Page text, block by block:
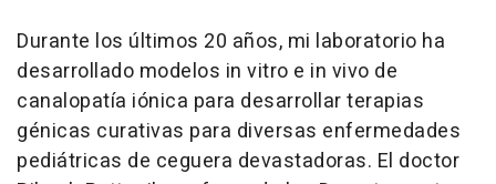
Durante los últimos 20 años, mi laboratorio ha
desarrollado modelos in vitro e in vivo de
canalopatía iónica para desarrollar terapias
génicas curativas para diversas enfermedades
pediátricas de ceguera devastadoras. El doctor